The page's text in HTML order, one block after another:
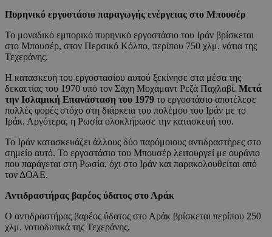
Πυρηνικό εργοστάσιο παραγωγής ενέργειας στο Μπουσέρ
Το μοναδικό εμπορικό πυρηνικό εργοστάσιο του Ιράν βρίσκεται
στο Μπουσέρ, στον Περσικό Κόλπο, περίπου 750 χλμ. νότια της
Τεχεράνης.
Η κατασκευή του εργοστασίου αυτού ξεκίνησε στα μέσα της
δεκαετίας του 1970 υπό τον Σάχη Μοχάμαντ Ρεζά Παχλαβί. Μετά
την Ισλαμική Επανάσταση του 1979 το εργοστάσιο αποτέλεσε
πολλές φορές στόχο στη διάρκεια του πολέμου του Ιράν με το
Ιράκ. Αργότερα, η Ρωσία ολοκλήρωσε την κατασκευή του.
Το Ιράν κατασκευάζει άλλους δύο παρόμοιους αντιδραστήρες στο
σημείο αυτό. Το εργοστάσιο του Μπουσέρ λειτουργεί με ουράνιο
που παράγεται στη Ρωσία, όχι στο Ιράν και παρακολουθείται από
τον ΔΟΑΕ.
Αντιδραστήρας βαρέος ύδατος στο Αράκ
Ο αντιδραστήρας βαρέος ύδατος στο Αράκ βρίσκεται περίπου 250
χλμ. νοτιοδυτικά της Τεχεράνης.